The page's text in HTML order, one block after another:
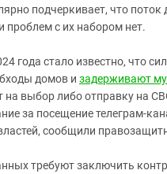
подчеркивает, что поток
проблем с их набором нет.
года стало известно, что
домов и задерживают
на выбор либо отправку на
за посещение телеграм-
сообщили
требуют заключить